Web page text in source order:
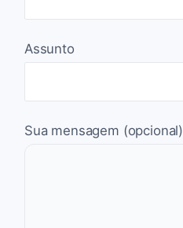
Assunto
Sua mensagem (opcional)